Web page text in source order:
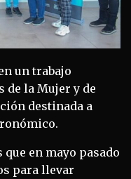
un trabajo
de la Mujer y de
destinada a
que en mayo pasado
para llevar